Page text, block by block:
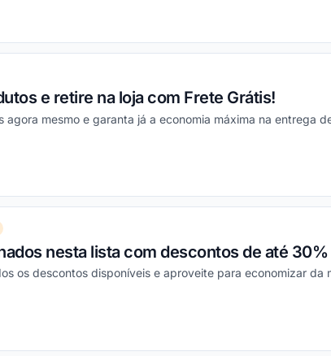
e retire na loja com Frete Grátis!
agora mesmo e garanta já a economia máxima na entrega
nesta lista com descontos de até 30%
os descontos disponíveis e aproveite para economizar da